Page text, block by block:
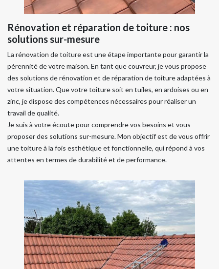
Rénovation et réparation de toiture : nos
solutions sur-mesure
La rénovation de toiture est une étape importante pour garantir la
pérennité de votre maison. En tant que couvreur, je vous propose
des solutions de rénovation et de réparation de toiture adaptées à
votre situation. Que votre toiture soit en tuiles, en ardoises ou en
zinc, je dispose des compétences nécessaires pour réaliser un
travail de qualité.
Je suis à votre écoute pour comprendre vos besoins et vous
proposer des solutions sur-mesure. Mon objectif est de vous offrir
une toiture à la fois esthétique et fonctionnelle, qui répond à vos
attentes en termes de durabilité et de performance.